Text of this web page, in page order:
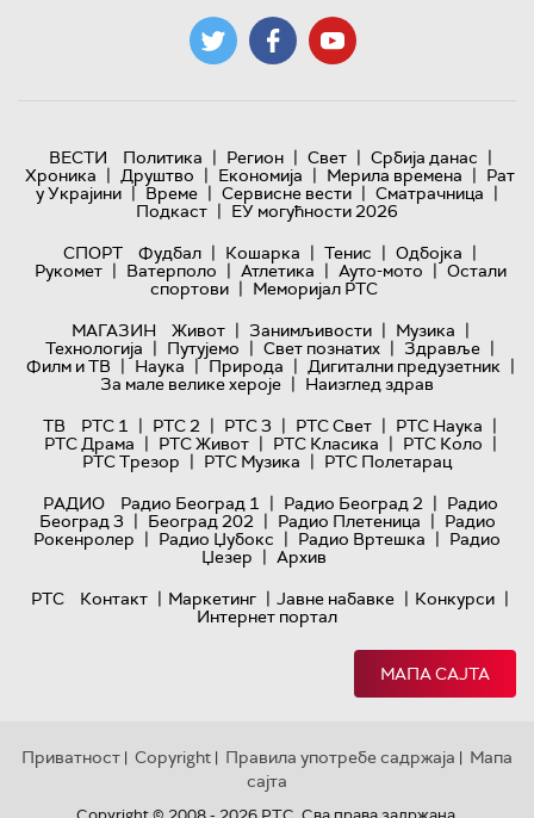
ВЕСТИ Политика | Регион | Свет | Србија данас |
Хроника | Друштво | Економија | Мерила времена | Рат
у Украјини | Време | Сервисне вести | Сматрачница |
Подкаст | ЕУ могућности 2026
СПОРТ
Фудбал | Кошарка | Тенис | Одбојка |
Рукомет | Ватерполо | Атлетика | Ауто-мото | Остали
спортови | Меморијал РТС
МАГАЗИН
Живот | Занимљивости | Музика |
Технологијa | Путујемо | Свет познатих | Здравље |
Филм и ТВ | Наука | Природа | Дигитални предузетник |
За мале велике хероје | Наизглед здрав
ТВ
РТС 1 | РТС 2 | РТС 3 | РТС Свет | РТС Наука |
РТС Драма | РТС Живот | РТС Класика | РТС Коло |
РТС Трезор | РТС Музика | РТС Полетарац
РАДИО
Радио Београд 1 | Радио Београд 2 | Радио
Београд 3 | Београд 202 | Радио Плетеница | Радио
Рокенролер | Радио Џубокс | Радио Вртешка | Радио
Џезер | Архив
РТС
Контакт | Маркетинг | Јавне набавке | Конкурси |
Интернет портал
МАПА САЈТА
Приватност | Copyright | Правила употребе садржаја | Мапа
сајта